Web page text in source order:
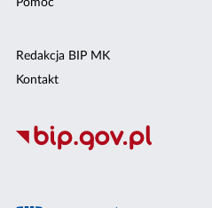
Pomoc
Redakcja BIP MK
Kontakt